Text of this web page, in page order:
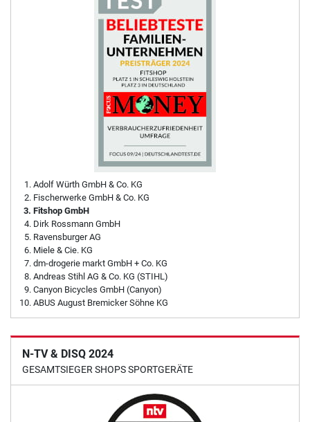
Adolf Würth GmbH & Co. KG
Fischerwerke GmbH & Co. KG
Fitshop GmbH
Dirk Rossmann GmbH
Ravensburger AG
Miele & Cie. KG
dm-drogerie markt GmbH + Co. KG
Andreas Stihl AG & Co. KG (STIHL)
Canyon Bicycles GmbH (Canyon)
ABUS August Bremicker Söhne KG
N-TV & DISQ 2024
GESAMTSIEGER SHOPS SPORTGERÄTE